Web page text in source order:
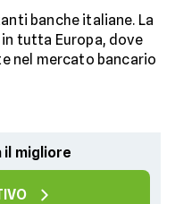
banche italiane. La
in tutta Europa, dove
nel mercato bancario
il migliore